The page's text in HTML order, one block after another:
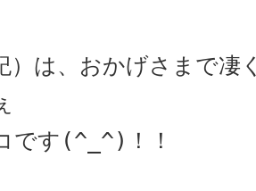
）は、おかげさまで凄
です(^_^)！！